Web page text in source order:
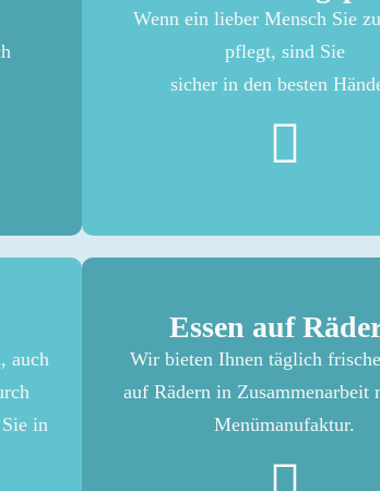
Wenn ein lieber Mensch Sie
pflegt, sind Sie
sicher in den besten
auch
in
Essen auf
Wir bieten Ihnen täglich
auf Rädern in Zusammenarbeit
Menümanufaktur.